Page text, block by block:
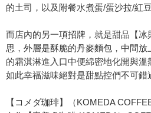
的土司，以及附餐水煮蛋/蛋沙拉/紅
而店內的另一項招牌，就是甜品【
思，外層是酥脆的丹麥麵包，中間
的霜淇淋進入口中便綿密地化開與溫
如此幸福滋味絕對是甜點控們不可錯
【コメダ珈琲】（KOMEDA